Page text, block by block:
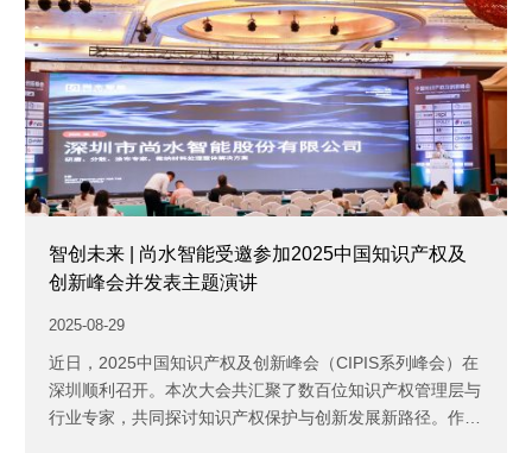
智创未来 | 尚水智能受邀参加2025中国知识产权及
创新峰会并发表主题演讲
2025-08-29
近日，2025中国知识产权及创新峰会（CIPIS系列峰会）在
深圳顺利召开。本次大会共汇聚了数百位知识产权管理层与
行业专家，共同探讨知识产权保护与创新发展新路径。作
邮箱 *
留言 *